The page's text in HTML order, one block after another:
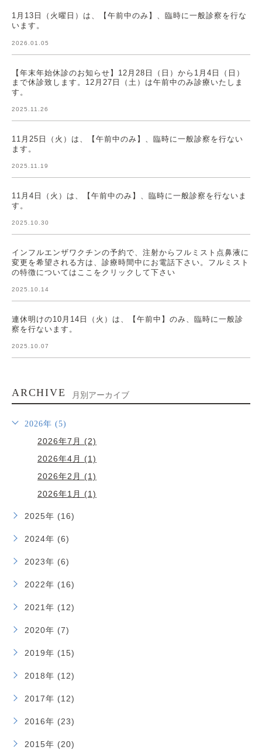
1月13日（火曜日）は、【午前中のみ】、臨時に一般診察を行な
います。
2026.01.05
【年末年始休診のお知らせ】12月28日（日）から1月4日（日）
まで休診致します。12月27日（土）は午前中のみ診療いたしま
す。
2025.11.26
11月25日（火）は、【午前中のみ】、臨時に一般診察を行ない
ます。
2025.11.19
11月4日（火）は、【午前中のみ】、臨時に一般診察を行ないま
す。
2025.10.30
インフルエンザワクチンの予約で、注射からフルミスト点鼻液に
変更を希望される方は、診療時間中にお電話下さい。フルミスト
の特徴についてはここをクリックして下さい
2025.10.14
連休明けの10月14日（火）は、【午前中】のみ、臨時に一般診
察を行ないます。
2025.10.07
ARCHIVE 月別アーカイブ
2026年 (5)
2026年7月 (2)
2026年4月 (1)
2026年2月 (1)
2026年1月 (1)
2025年 (16)
2024年 (6)
2023年 (6)
2022年 (16)
2021年 (12)
2020年 (7)
2019年 (15)
2018年 (12)
2017年 (12)
2016年 (23)
2015年 (20)